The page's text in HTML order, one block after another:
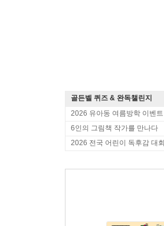
골든벨 퀴즈 & 완독챌린지
2026 유아동 여름방학 이벤트
6인의 그림책 작가를 만나다
2026 전국 어린이 독후감 대회